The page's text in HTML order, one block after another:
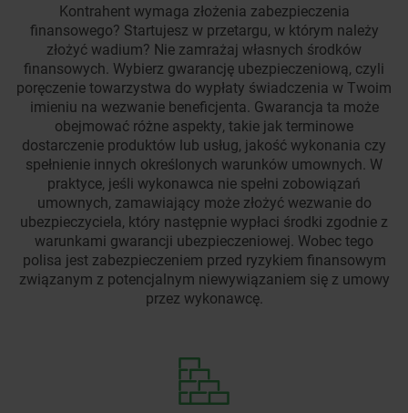
Kontrahent wymaga złożenia zabezpieczenia
finansowego? Startujesz w przetargu, w którym należy
złożyć wadium? Nie zamrażaj własnych środków
finansowych. Wybierz gwarancję ubezpieczeniową, czyli
poręczenie towarzystwa do wypłaty świadczenia w Twoim
imieniu na wezwanie beneficjenta. Gwarancja ta może
obejmować różne aspekty, takie jak terminowe
dostarczenie produktów lub usług, jakość wykonania czy
spełnienie innych określonych warunków umownych. W
praktyce, jeśli wykonawca nie spełni zobowiązań
umownych, zamawiający może złożyć wezwanie do
ubezpieczyciela, który następnie wypłaci środki zgodnie z
warunkami gwarancji ubezpieczeniowej. Wobec tego
polisa jest zabezpieczeniem przed ryzykiem finansowym
związanym z potencjalnym niewywiązaniem się z umowy
przez wykonawcę.